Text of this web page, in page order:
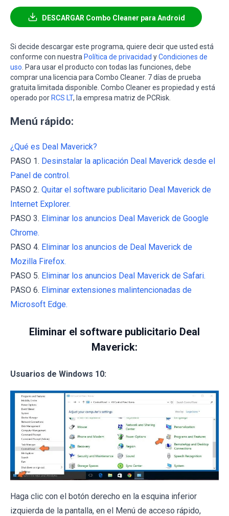
DESCARGAR Combo Cleaner para Android
Si decide descargar este programa, quiere decir que usted está
conforme con nuestra Política de privacidad yCondiciones de
uso. Para usar el producto con todas las funciones, debe
comprar una licencia para Combo Cleaner. 7 días de prueba
gratuita limitada disponible. Combo Cleaner es propiedad y está
operado por RCS LT, la empresa matriz de PCRisk.
Menú rápido:
¿Qué es Deal Maverick?
PASO 1. Desinstalar la aplicación Deal Maverick desde el
Panel de control.
PASO 2. Quitar el software publicitario Deal Maverick de
Internet Explorer.
PASO 3. Eliminar los anuncios Deal Maverick de Google
Chrome.
PASO 4. Eliminar los anuncios de Deal Maverick de
Mozilla Firefox.
PASO 5. Eliminar los anuncios Deal Maverick de Safari.
PASO 6. Eliminar extensiones malintencionadas de
Microsoft Edge.
Eliminar el software publicitario Deal
Maverick:
Usuarios de Windows 10:
Haga clic con el botón derecho en la esquina inferior
izquierda de la pantalla, en el Menú de acceso rápido,